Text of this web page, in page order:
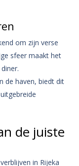
om zijn verse
sfeer maakt het
de haven, biedt dit
de juiste
in Rijeka